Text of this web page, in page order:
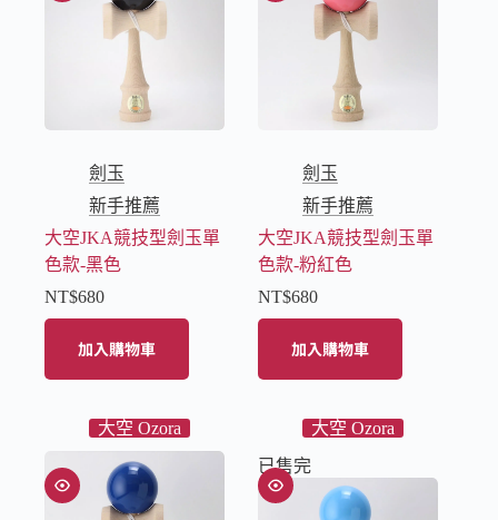
劍玉
新手推薦
大空JKA競技型劍玉單
色款-黑色
NT$680
加入購物車
劍玉
新手推薦
大空JKA競技型劍玉單
色款-粉紅色
NT$680
加入購物車
大空 Ozora
大空 Ozora
已售完